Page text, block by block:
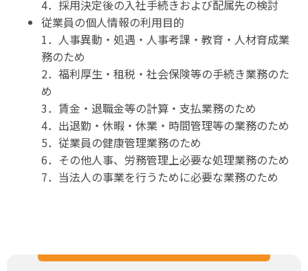
4．採用決定後の入社手続きおよび配属先の検討
従業員の個人情報の利用目的
1．人事異動・処遇・人事考課・教育・人材育成業
務のため
2．福利厚生・租税・社会保険等の手続き業務のた
め
3．賃金・退職金等の計算・支払業務のため
4．出退勤・休暇・休業・時間管理等の業務のため
5．従業員の健康管理業務のため
6．その他人事、労務管理上必要な処理業務のため
7．当法人の事業を行うために必要な業務のため